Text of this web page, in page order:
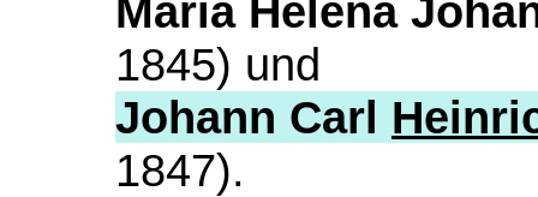
Maria Helena
1845) und
Johann Carl
1847).